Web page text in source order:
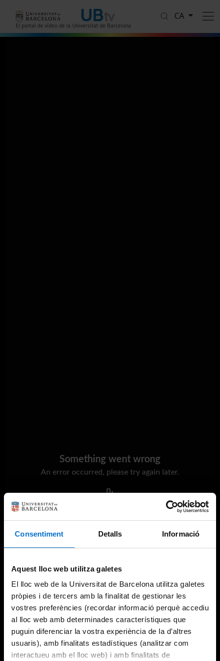
Consentiment Detalls Informació
Aquest lloc web utilitza galetes
El lloc web de la Universitat de Barcelona utilitza galetes
pròpies i de tercers amb la finalitat de gestionar les
vostres preferències (recordar informació perquè accediu
al lloc web amb determinades característiques que
puguin diferenciar la vostra experiència de la d’altres
usuaris), amb finalitats estadístiques (analitzar com
interactueu amb el lloc web) i amb finalitats de
El portal de vídeo de la Universitat de Barcelona
CA
Something went wrong
An error occurred, please try again later.